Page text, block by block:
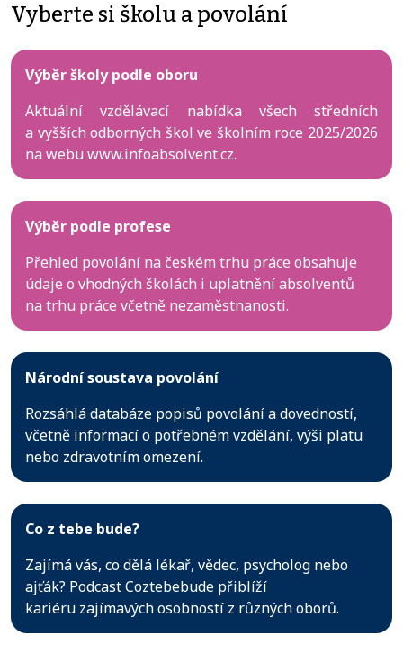
Vyberte si školu a povolání
Výběr školy podle oboru
Aktuální vzdělávací nabídka všech středních
a vyšších odborných škol ve školním roce 2025/2026
na webu www.infoabsolvent.cz.
Výběr podle profese
Přehled povolání na českém trhu práce obsahuje
údaje o vhodných školách i uplatnění absolventů
na trhu práce včetně nezaměstnanosti.
Národní soustava povolání
Rozsáhlá databáze popisů povolání a dovedností,
včetně informací o potřebném vzdělání, výši platu
nebo zdravotním omezení.
Co z tebe bude?
Zajímá vás, co dělá lékař, vědec, psycholog nebo
ajťák? Podcast Coztebebude přiblíží
kariéru zajímavých osobností z různých oborů.